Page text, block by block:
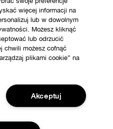
więcej informacji na
lub w dowolnym
Możesz kliknąć
lub odrzucić
chwili możesz cofnąć
plikami cookie” na
Akceptuj